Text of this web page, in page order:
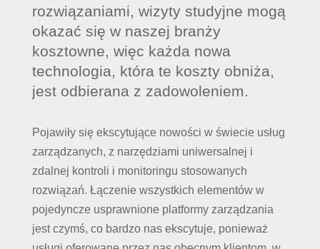
rozwiązaniami, wizyty studyjne mogą
okazać się w naszej branży
kosztowne, więc każda nowa
technologia, która te koszty obniża,
jest odbierana z zadowoleniem.
Pojawiły się ekscytujące nowości w świecie usług
zarządzanych, z narzędziami uniwersalnej i
zdalnej kontroli i monitoringu stosowanych
rozwiązań. Łączenie wszystkich elementów w
pojedyncze usprawnione platformy zarządzania
jest czymś, co bardzo nas ekscytuje, ponieważ